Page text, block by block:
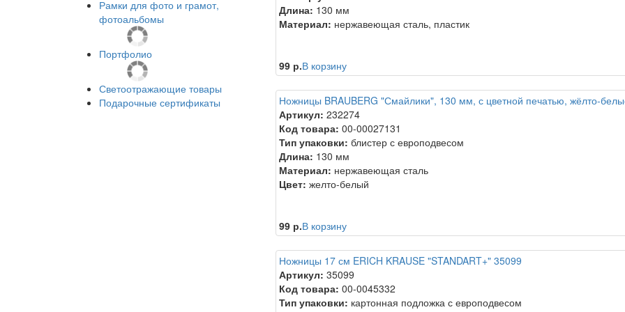
Рамки для фото и грамот,
фотоальбомы
Портфолио
Светоотражающие товары
Подарочные сертификаты
Длина: 130 мм
Материал: нержавеющая сталь, пластик
99 р.В корзину
Ножницы BRAUBERG "Смайлики", 130 мм, с цветной печатью, жёлто-
Артикул: 232274
Код товара: 00-00027131
Тип упаковки: блистер с европодвесом
Длина: 130 мм
Материал: нержавеющая сталь
Цвет: желто-белый
99 р.В корзину
Ножницы 17 см ERICH KRAUSE "STANDART+" 35099
Артикул: 35099
Код товара: 00-0045332
Тип упаковки: картонная подложка с европодвесом